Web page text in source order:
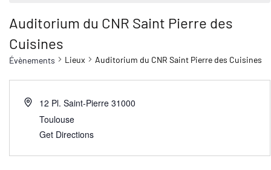
Auditorium du CNR Saint Pierre des
Cuisines
Évènements Lieux Auditorium du CNR Saint Pierre des Cuisines
12 Pl. Saint-Pierre 31000
Toulouse
Get Directions